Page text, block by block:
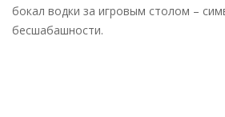
бокал водки за игровым столом –
бесшабашности.